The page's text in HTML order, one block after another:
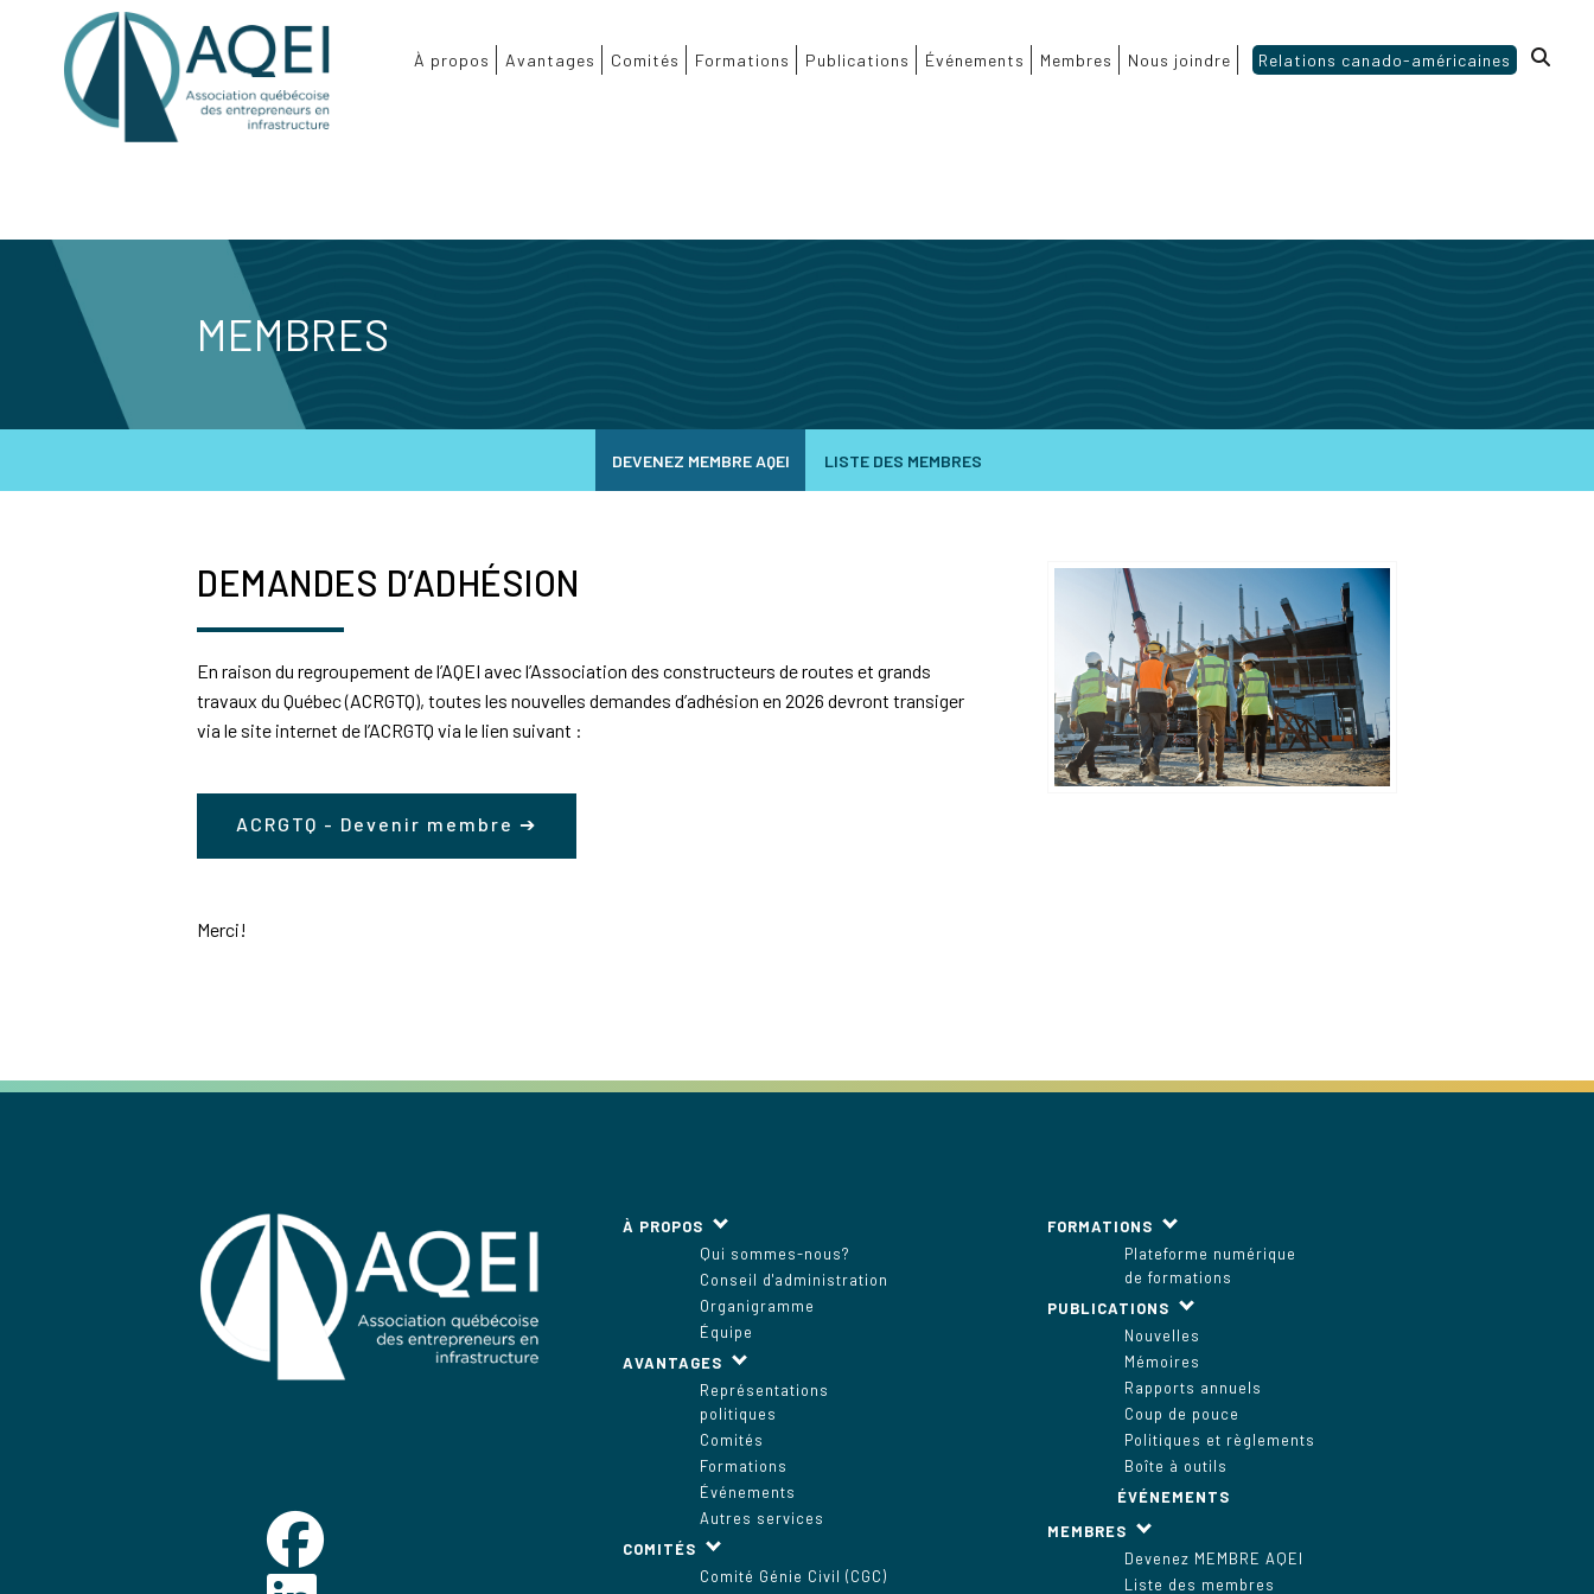
À propos Avantages Comités Formations Publications Événements Membres Nous joindre Relations canado-américaines
MEMBRES
DEVENEZ MEMBRE AQEI LISTE DES MEMBRES
DEMANDES D’ADHÉSION
En raison du regroupement de l’AQEI avec l’Association des constructeurs de routes et grands
travaux du Québec (ACRGTQ), toutes les nouvelles demandes d’adhésion en 2026 devront transiger
via le site internet de l’ACRGTQ via le lien suivant :
ACRGTQ - Devenir membre
Merci!
À PROPOS
Qui sommes-nous?
Conseil d'administration
Organigramme
Équipe
AVANTAGES
Représentations
politiques
Comités
Formations
Événements
Autres services
COMITÉS
Comité Génie Civil (CGC)
FORMATIONS
Plateforme numérique
de formations
PUBLICATIONS
Nouvelles
Mémoires
Rapports annuels
Coup de pouce
Politiques et règlements
Boîte à outils
ÉVÉNEMENTS
MEMBRES
Devenez MEMBRE AQEI
Liste des membres